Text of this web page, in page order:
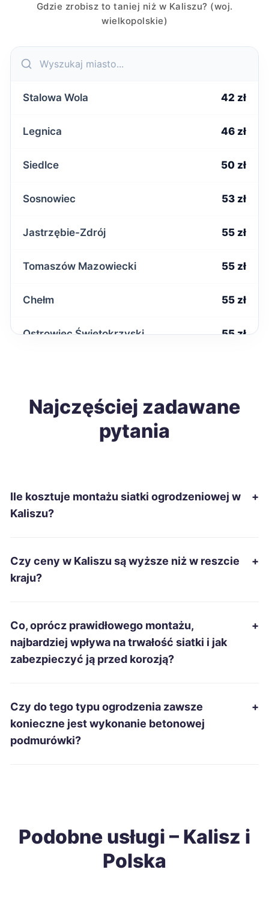
Gdzie zrobisz to taniej niż w Kaliszu? (woj.
wielkopolskie)
Stalowa Wola 42 zł
Legnica 46 zł
Siedlce 50 zł
Sosnowiec 53 zł
Jastrzębie-Zdrój 55 zł
Tomaszów Mazowiecki 55 zł
Chełm 55 zł
Ostrowiec Świętokrzyski 55 zł
Lublin 56 zł
Jelenia Góra 57 zł
Tczew
Siemianowice Śląskie 57 zł
Inowrocław
Jarosław
Stargard 58 zł
Najczęściej zadawane
pytania
Ile kosztuje montażu siatki ogrodzeniowej w
Kaliszu?
+
Czy ceny w Kaliszu są wyższe niż w reszcie
kraju?
+
Co, oprócz prawidłowego montażu,
najbardziej wpływa na trwałość siatki i jak
zabezpieczyć ją przed korozją?
+
Czy do tego typu ogrodzenia zawsze
konieczne jest wykonanie betonowej
podmurówki?
+
Podobne usługi – Kalisz i
Polska